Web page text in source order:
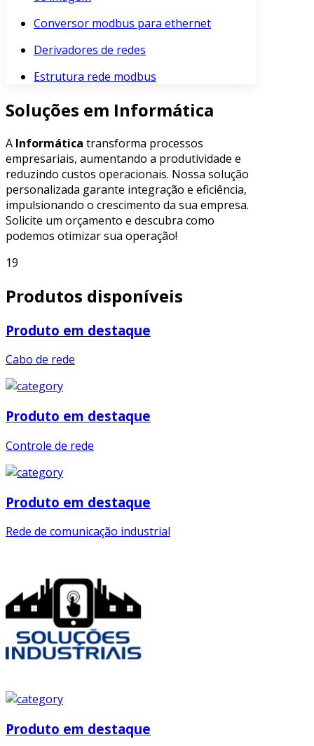
Conversor modbus para ethernet
Derivadores de redes
Estrutura rede modbus
Soluções em Informática
A Informática transforma processos
empresariais, aumentando a produtividade e
reduzindo custos operacionais. Nossa solução
personalizada garante integração e eficiência,
impulsionando o crescimento da sua empresa.
Solicite um orçamento e descubra como
podemos otimizar sua operação!
19
Produtos disponíveis
Produto em destaque
Cabo de rede
Produto em destaque
Controle de rede
Produto em destaque
Rede de comunicação industrial
Produto em destaque